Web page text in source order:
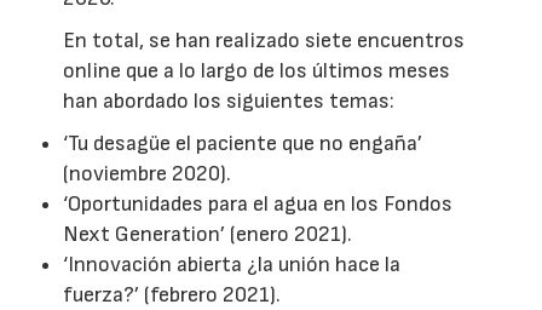
En total, se han realizado siete encuentros
online que a lo largo de los últimos meses
han abordado los siguientes temas:
‘Tu desagüe el paciente que no engaña’
(noviembre 2020).
‘Oportunidades para el agua en los Fondos
Next Generation’ (enero 2021).
‘Innovación abierta ¿la unión hace la
fuerza?’ (febrero 2021).